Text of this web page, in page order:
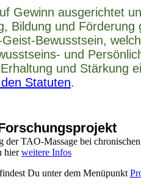
Gewinn ausgerichtet
Bildung und
Bewusstsein,
und
und Stärkung
Statuten.
TAO-Massage bei chronischen
hierweitere Infos
Du unter dem Menüpunkt